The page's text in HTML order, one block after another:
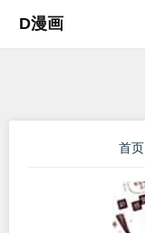
D漫画
首页